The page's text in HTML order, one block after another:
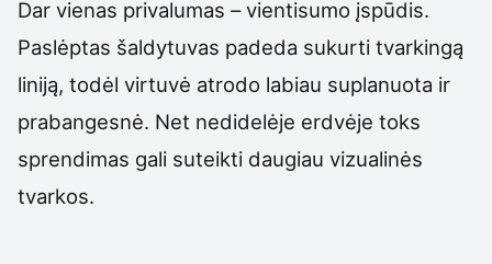
Dar vienas privalumas – vientisumo įspūdis.
Paslėptas šaldytuvas padeda sukurti tvarkingą
liniją, todėl virtuvė atrodo labiau suplanuota ir
prabangesnė. Net nedidelėje erdvėje toks
sprendimas gali suteikti daugiau vizualinės
tvarkos.